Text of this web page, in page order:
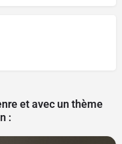
et avec un thème
: